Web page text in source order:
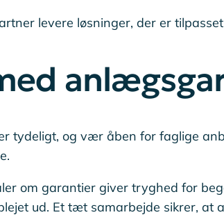
levere løsninger, der er
tydeligt, og vær åben for faglige
om garantier giver tryghed for
ud. Et tæt samarbejde sikrer, at